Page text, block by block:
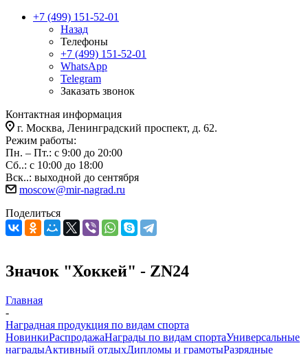
+7 (499) 151-52-01
Назад
Телефоны
+7 (499) 151-52-01
WhatsApp
Telegram
Заказать звонок
Контактная информация
г. Москва, Ленинградский проспект, д. 62.
Режим работы:
Пн. – Пт.: с 9:00 до 20:00
Сб..: с 10:00 до 18:00
Вск..: выходной до сентября
moscow@mir-nagrad.ru
Поделиться
Значок "Хоккей" - ZN24
Главная
-
Наградная продукция по видам спорта
НовинкиРаспродажаНаграды по видам спортаУниверсальные
наградыАктивный отдыхДипломы и грамотыРазрядные